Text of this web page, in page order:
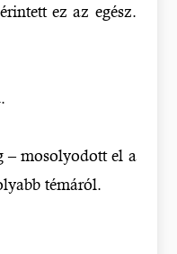
ez az egész.
– mosolyodott el a
témáról.